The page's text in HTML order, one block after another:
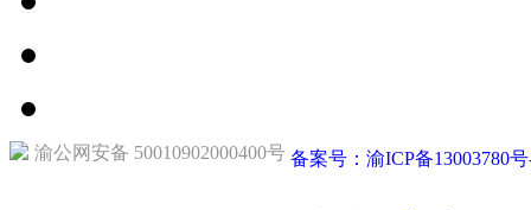
渝公网安备 50010902000400号 备案号：渝ICP备13003780